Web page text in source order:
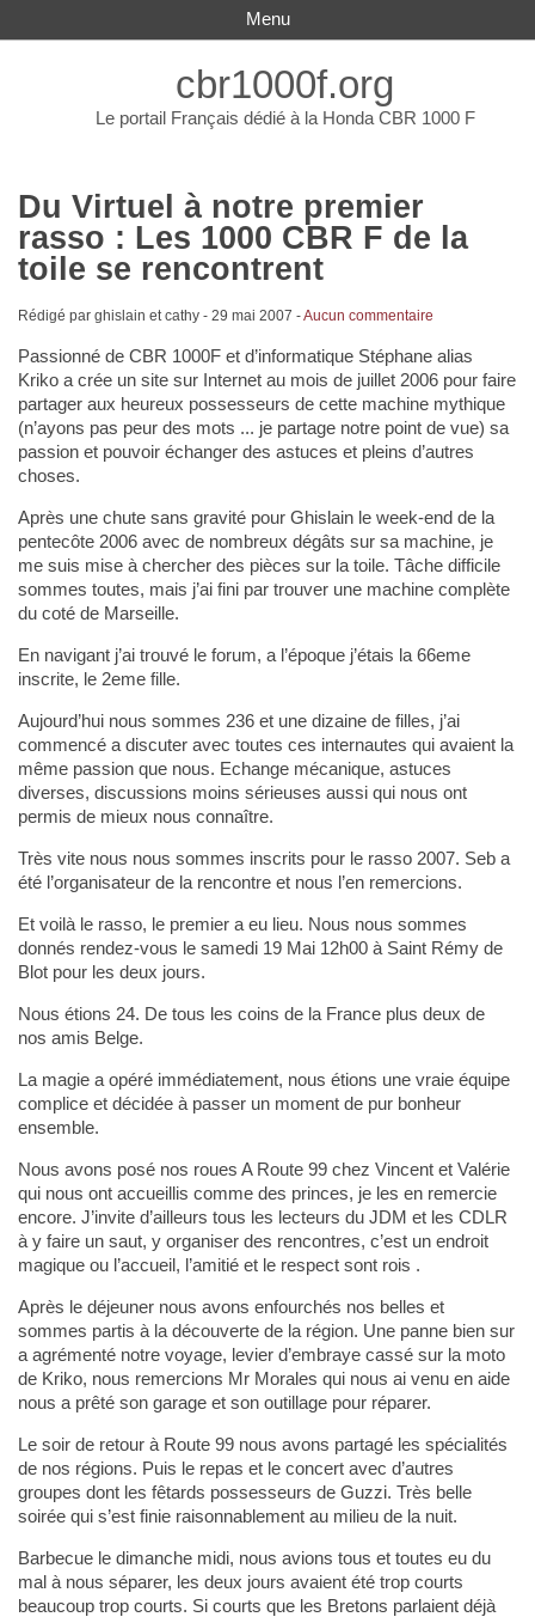
cbr1000f.org
Le portail Français dédié à la Honda CBR 1000 F
Menu
Du Virtuel à notre premier
rasso : Les 1000 CBR F de la
toile se rencontrent
Rédigé par ghislain et cathy - 29 mai 2007 -Aucun commentaire
Passionné de CBR 1000F et d’informatique Stéphane alias
Kriko a crée un site sur Internet au mois de juillet 2006 pour faire
partager aux heureux possesseurs de cette machine mythique
(n’ayons pas peur des mots ... je partage notre point de vue) sa
passion et pouvoir échanger des astuces et pleins d’autres
choses.
Après une chute sans gravité pour Ghislain le week-end de la
pentecôte 2006 avec de nombreux dégâts sur sa machine, je
me suis mise à chercher des pièces sur la toile. Tâche difficile
sommes toutes, mais j’ai fini par trouver une machine complète
du coté de Marseille.
En navigant j’ai trouvé le forum, a l’époque j’étais la 66eme
inscrite, le 2eme fille.
Aujourd’hui nous sommes 236 et une dizaine de filles, j’ai
commencé a discuter avec toutes ces internautes qui avaient la
même passion que nous. Echange mécanique, astuces
diverses, discussions moins sérieuses aussi qui nous ont
permis de mieux nous connaître.
Très vite nous nous sommes inscrits pour le rasso 2007. Seb a
été l’organisateur de la rencontre et nous l’en remercions.
Et voilà le rasso, le premier a eu lieu. Nous nous sommes
donnés rendez-vous le samedi 19 Mai 12h00 à Saint Rémy de
Blot pour les deux jours.
Nous étions 24. De tous les coins de la France plus deux de
nos amis Belge.
La magie a opéré immédiatement, nous étions une vraie équipe
complice et décidée à passer un moment de pur bonheur
ensemble.
Nous avons posé nos roues A Route 99 chez Vincent et Valérie
qui nous ont accueillis comme des princes, je les en remercie
encore. J’invite d’ailleurs tous les lecteurs du JDM et les CDLR
à y faire un saut, y organiser des rencontres, c’est un endroit
magique ou l’accueil, l’amitié et le respect sont rois .
Après le déjeuner nous avons enfourchés nos belles et
sommes partis à la découverte de la région. Une panne bien sur
a agrémenté notre voyage, levier d’embraye cassé sur la moto
de Kriko, nous remercions Mr Morales qui nous ai venu en aide
nous a prêté son garage et son outillage pour réparer.
Le soir de retour à Route 99 nous avons partagé les spécialités
de nos régions. Puis le repas et le concert avec d’autres
groupes dont les fêtards possesseurs de Guzzi. Très belle
soirée qui s’est finie raisonnablement au milieu de la nuit.
Barbecue le dimanche midi, nous avions tous et toutes eu du
mal à nous séparer, les deux jours avaient été trop courts
beaucoup trop courts. Si courts que les Bretons parlaient déjà